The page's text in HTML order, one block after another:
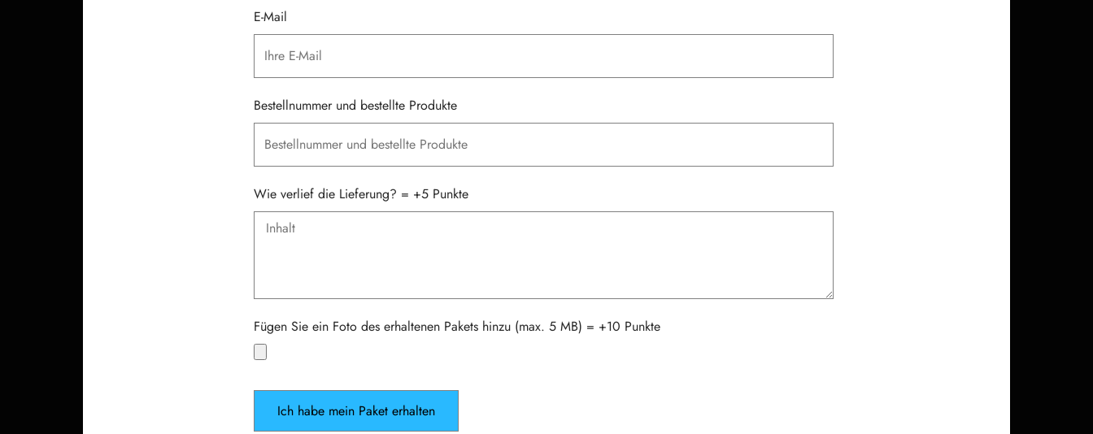
E-Mail
Bestellnummer und bestellte Produkte
Wie verlief die Lieferung? = +5 Punkte
Fügen Sie ein Foto des erhaltenen Pakets hinzu (max. 5 MB) = +10 Punkte